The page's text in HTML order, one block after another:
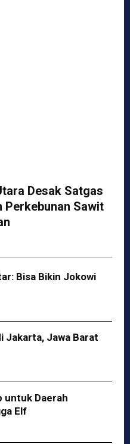
Desak Satgas
Perkebunan Sawit
Bisa Bikin Jokowi
Jakarta, Jawa Barat
untuk Daerah
Elf